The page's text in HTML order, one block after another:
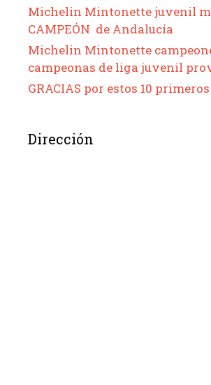
Michelin Mintonette juvenil
CAMPEÓN de Andalucía
Michelin Mintonette
campeonas de liga juvenil
GRACIAS por estos 10
Dirección